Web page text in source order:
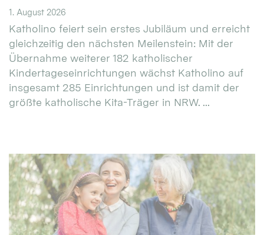
1. August 2026
Katholino feiert sein erstes Jubiläum und erreicht
gleichzeitig den nächsten Meilenstein: Mit der
Übernahme weiterer 182 katholischer
Kindertageseinrichtungen wächst Katholino auf
insgesamt 285 Einrichtungen und ist damit der
größte katholische Kita-Träger in NRW. ...